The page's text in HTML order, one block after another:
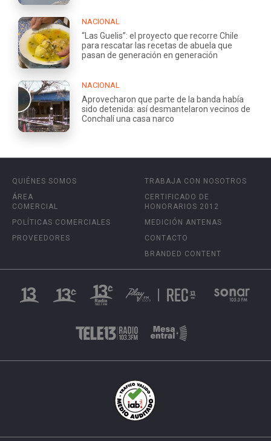
NACIONAL
“Las Guelis”: el proyecto que recorre Chile
para rescatar las recetas de abuela que
pasan de generación en generación
NACIONAL
Aprovecharon que parte de la banda había
sido detenida: así desmantelaron vecinos de
Conchalí una casa narco
QUIÉNES SOMOS
ÁREA
COMERCIAL
POLÍTICAS COMERCIALES
PROVEEDORES
TRABAJA CON NOSOTROS
CERTIFICADO DE
HONORARIOS 2012
MEDICIÓN ANTENAS
CONTACTO
BRANDED CONTENT